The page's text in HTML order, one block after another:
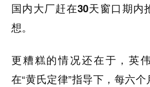
国内大厂赶在30天窗口期内
想。
更糟糕的情况还在于，英
在“黄氏定律”指导下，每六